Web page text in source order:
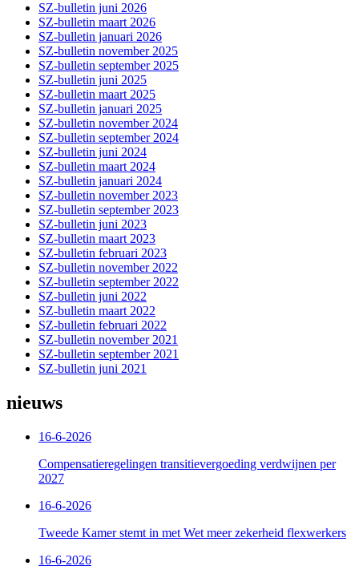
SZ-bulletin juni 2026
SZ-bulletin maart 2026
SZ-bulletin januari 2026
SZ-bulletin november 2025
SZ-bulletin september 2025
SZ-bulletin juni 2025
SZ-bulletin maart 2025
SZ-bulletin januari 2025
SZ-bulletin november 2024
SZ-bulletin september 2024
SZ-bulletin juni 2024
SZ-bulletin maart 2024
SZ-bulletin januari 2024
SZ-bulletin november 2023
SZ-bulletin september 2023
SZ-bulletin juni 2023
SZ-bulletin maart 2023
SZ-bulletin februari 2023
SZ-bulletin november 2022
SZ-bulletin september 2022
SZ-bulletin juni 2022
SZ-bulletin maart 2022
SZ-bulletin februari 2022
SZ-bulletin november 2021
SZ-bulletin september 2021
SZ-bulletin juni 2021
nieuws
16-6-2026
Compensatieregelingen transitievergoeding verdwijnen per
2027
16-6-2026
Tweede Kamer stemt in met Wet meer zekerheid flexwerkers
16-6-2026